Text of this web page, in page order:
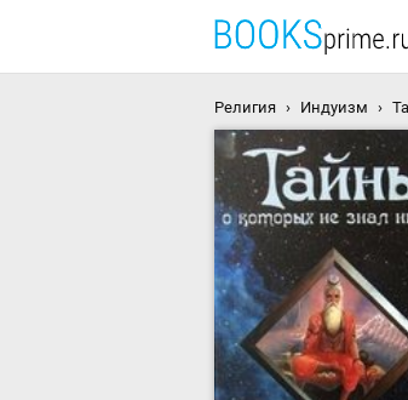
Религия Индуизм